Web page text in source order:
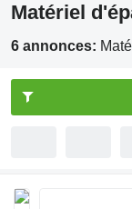
Matériel
6 annonces: